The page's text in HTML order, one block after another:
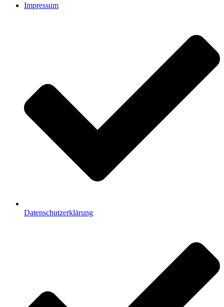
Impressum
Datenschutzerklärung